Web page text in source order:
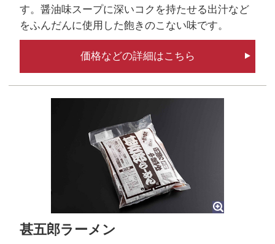
す。醤油味スープに深いコクを持たせる出汁など
をふんだんに使用した飽きのこない味です。
価格などの詳細はこちら
甚五郎ラーメン